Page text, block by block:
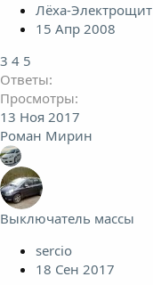
Лёха-Электрощит
15 Апр 2008
3 4 5
Ответы
Просмотры
13 Ноя 2017
Роман Мирин
Выключатель массы
sercio
18 Сен 2017